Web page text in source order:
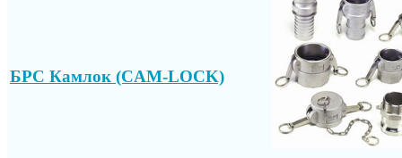
БРС Камлок (CAM-LOCK)